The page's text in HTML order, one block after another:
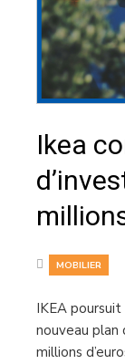
Ikea
MOBILIER
IKEA
nouveau plan
millions